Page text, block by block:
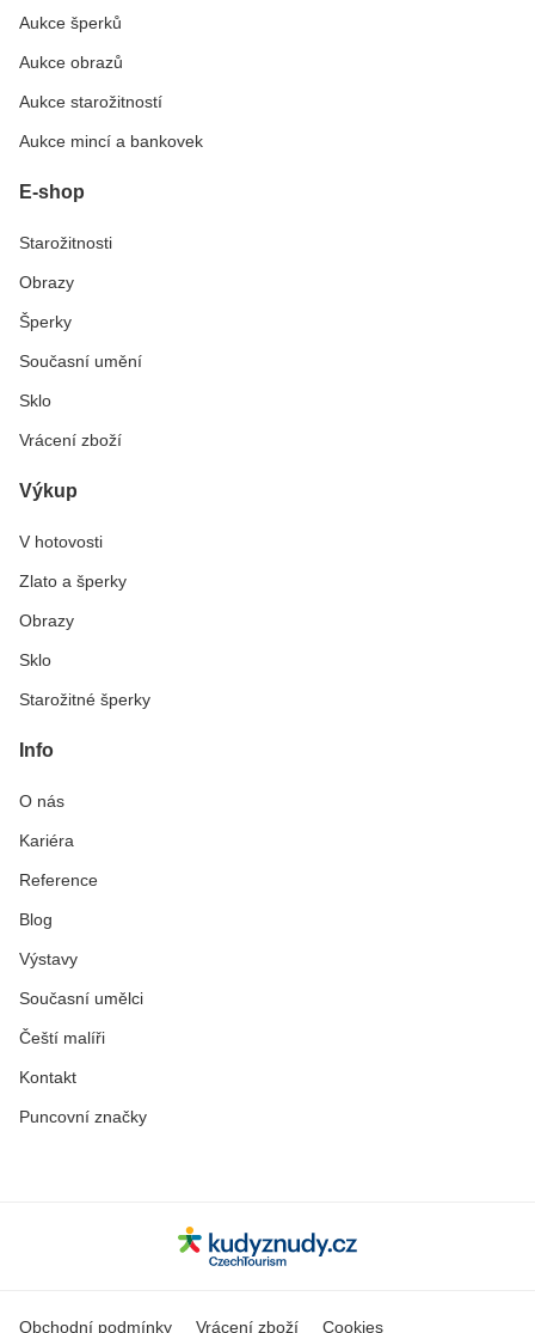
Aukce šperků
Aukce obrazů
Aukce starožitností
Aukce mincí a bankovek
E-shop
Starožitnosti
Obrazy
Šperky
Současní umění
Sklo
Vrácení zboží
Výkup
V hotovosti
Zlato a šperky
Obrazy
Sklo
Starožitné šperky
Info
O nás
Kariéra
Reference
Blog
Výstavy
Současní umělci
Čeští malíři
Kontakt
Puncovní značky
Obchodní podmínky Vrácení zboží Cookies